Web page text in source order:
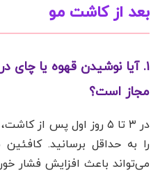
بعد از کاشت مو
۱. آیا نوشیدن قهوه یا چای
مجاز است؟
در ۳ تا ۵ روز اول پس
را به حداقل برسانید.
می‌تواند باعث افزایش فشار